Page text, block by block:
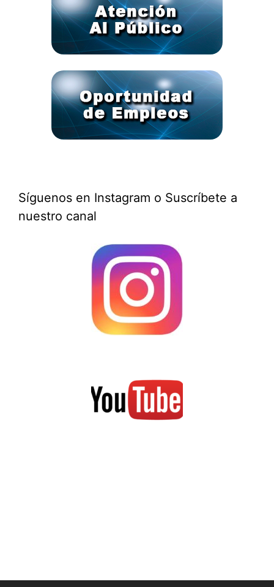
Síguenos en Instagram o Suscríbete a
nuestro canal